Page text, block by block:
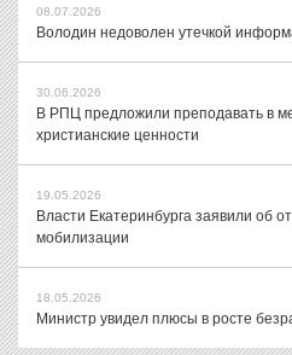
08.07.2026
Володин недоволен утечкой
30.06.2026
В РПЦ предложили преподавать в
христианские ценности
19.05.2026
Власти Екатеринбурга заявили об
мобилизации
18.05.2026
Министр увидел плюсы в росте